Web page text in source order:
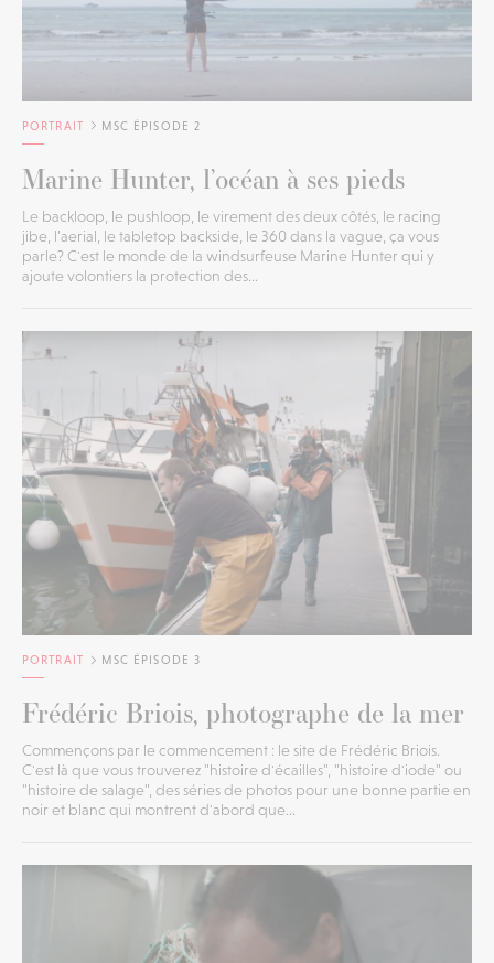
PORTRAIT MSC ÉPISODE 2
Marine Hunter, l’océan à ses pieds
Le backloop, le pushloop, le virement des deux côtés, le racing
jibe, l’aerial, le tabletop backside, le 360 dans la vague, ça vous
parle? C'est le monde de la windsurfeuse Marine Hunter qui y
ajoute volontiers la protection des...
PORTRAIT MSC ÉPISODE 3
Frédéric Briois, photographe de la mer
Commençons par le commencement : le site de Frédéric Briois.
C'est là que vous trouverez "histoire d'écailles", "histoire d'iode" ou
"histoire de salage", des séries de photos pour une bonne partie en
noir et blanc qui montrent d'abord que...